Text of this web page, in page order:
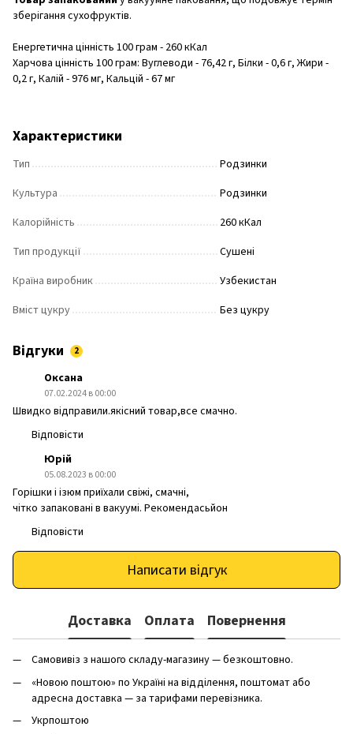
зберігання сухофруктів.
Енергетична цінність 100 грам - 260 кКал
Харчова цінність 100 грам: Вуглеводи - 76,42 г, Білки - 0,6 г, Жири -
0,2 г, Калій - 976 мг, Кальцій - 67 мг
Характеристики
Тип
Родзинки
Культура
Родзинки
Калорійність
260 кКал
Тип продукції
Сушені
Країна виробник
Узбекистан
Вміст цукру
Без цукру
Відгуки 2
Оксана
07.02.2024 в 00:00
Швидко відправили.якісний товар,все смачно.
Відповісти
Юрій
05.08.2023 в 00:00
Горішки і ізюм приїхали свіжі, смачні,
чітко запаковані в вакуумі. Рекомендасьйон
Відповісти
Написати відгук
Доставка Оплата Повернення
Самовивіз з нашого складу-магазину — безкоштовно.
«Новою поштою» по Україні на відділення, поштомат або
адресна доставка — за тарифами перевізника.
Укрпоштою